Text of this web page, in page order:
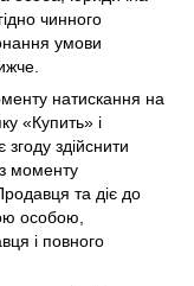
чинного
умови
натискання на
«Купить» і
здійснити
моменту
та діє до
особою,
і повного